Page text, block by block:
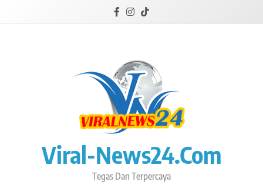
Viral-News24.com
Tegas Dan Terpercaya